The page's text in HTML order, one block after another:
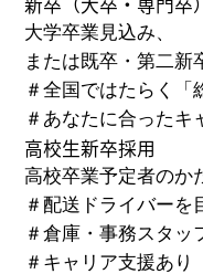
大学卒業見込み、
または既卒・第二新
＃全国ではたらく「
＃ あなたに合ったキ
高校生新卒採用
高校卒業予定者のか
＃配送ドライバーを
＃倉庫・事務スタ
＃ キャリア支援あり